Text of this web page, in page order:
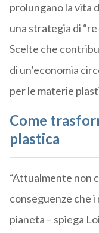
prolungano la vita
una strategia di
Scelte che
di un’economia
per le materie
Come
plastica
“Attualmente non
conseguenze che
pianeta – spiega